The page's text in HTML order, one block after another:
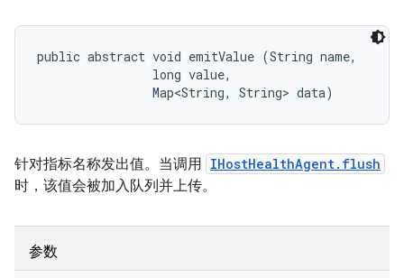
public abstract void emitValue (String name,
                long value,
                Map<String, String> data)
针对指标名称发出值。当调用 IHostHealthAgent.flush
时，该值会被加入队列并上传。
参数